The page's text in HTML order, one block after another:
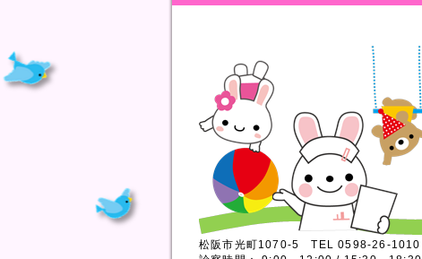
松阪市光町1070-5 TEL 0598-26-1010